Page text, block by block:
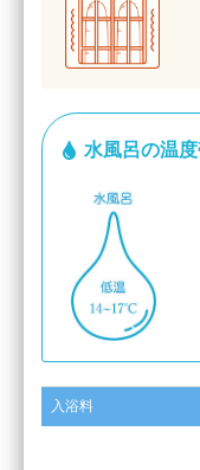
水風呂の温
入浴料